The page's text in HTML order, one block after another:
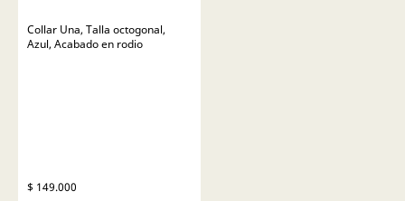
Collar Una, Talla octogonal,
Azul, Acabado en rodio
$ 149.000